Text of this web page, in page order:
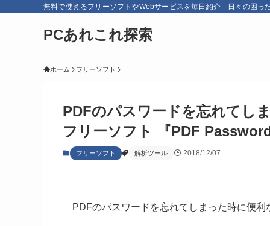
無料で使えるフリーソフトやWebサービスを毎日紹介 日々の困っ
PCあれこれ探索
ホーム フリーソフト
PDFのパスワードを忘れてし
フリーソフト 『PDF
フリーソフト 解析ツール 2018/12/07
PDFのパスワードを忘れてしまった時に便利